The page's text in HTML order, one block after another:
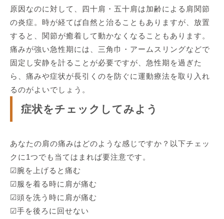
原因なのに対して、四十肩・五十肩は加齢による肩関節
の炎症。時が経てば自然と治ることもありますが、放置
すると、関節が癒着して動かなくなることもあります。
痛みが強い急性期には、三角巾・アームスリングなどで
固定し安静を計ることが必要ですが、急性期を過ぎた
ら、痛みや症状が長引くのを防ぐに運動療法を取り入れ
るのがよいでしょう。
症状をチェックしてみよう
あなたの肩の痛みはどのような感じですか？以下チェッ
クに1つでも当てはまれば要注意です。
☑腕を上げると痛む
☑服を着る時に肩が痛む
☑頭を洗う時に肩が痛む
☑手を後ろに回せない